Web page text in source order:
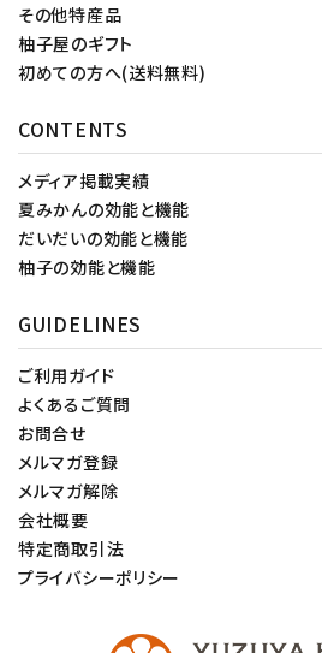
その他特産品
柚子屋のギフト
初めての方へ(送料無料)
CONTENTS
メディア掲載実績
夏みかんの効能と機能
だいだいの効能と機能
柚子の効能と機能
GUIDELINES
ご利用ガイド
よくあるご質問
お問合せ
メルマガ登録
メルマガ解除
会社概要
特定商取引法
プライバシーポリシー